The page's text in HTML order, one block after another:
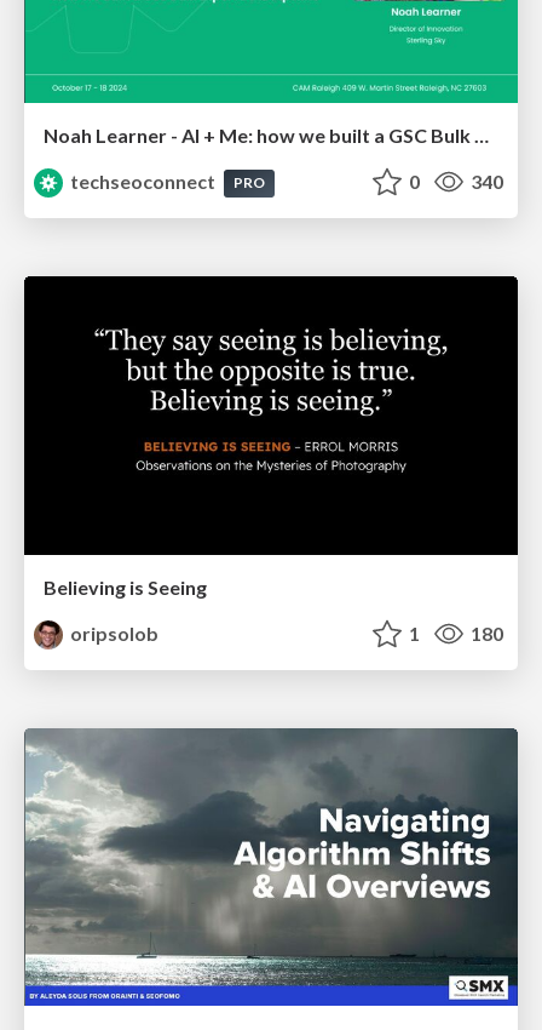
Noah Learner - AI + Me: how we built a GSC Bulk Export data pipeline
techseoconnect
PRO 0 340
Believing is Seeing
oripsolob
1 180